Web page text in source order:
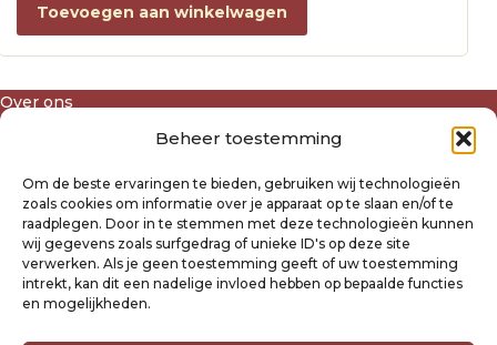
Beheer toestemming
Om de beste ervaringen te bieden, gebruiken wij technologieën
zoals cookies om informatie over je apparaat op te slaan en/of te
raadplegen. Door in te stemmen met deze technologieën kunnen
wij gegevens zoals surfgedrag of unieke ID's op deze site
verwerken. Als je geen toestemming geeft of uw toestemming
intrekt, kan dit een nadelige invloed hebben op bepaalde functies
en mogelijkheden.
Toevoegen aan winkelwagen
Over ons
Algemene voorwaarden
Privacyverklaring Raysland
Cookiebeleid
Mijn account
Klantenservice
Contact
Verzending- en retourbeleid